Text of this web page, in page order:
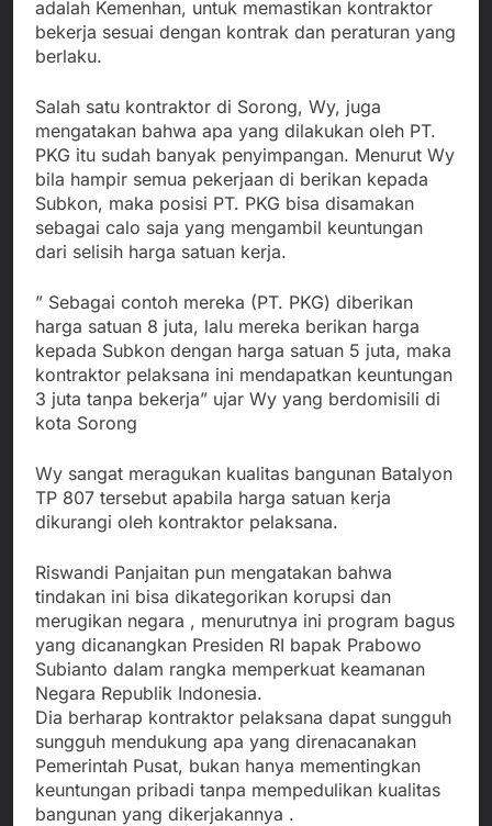
adalah Kemenhan, untuk memastikan kontraktor
bekerja sesuai dengan kontrak dan peraturan yang
berlaku.
Salah satu kontraktor di Sorong, Wy, juga
mengatakan bahwa apa yang dilakukan oleh PT.
PKG itu sudah banyak penyimpangan. Menurut Wy
bila hampir semua pekerjaan di berikan kepada
Subkon, maka posisi PT. PKG bisa disamakan
sebagai calo saja yang mengambil keuntungan
dari selisih harga satuan kerja.
” Sebagai contoh mereka (PT. PKG) diberikan
harga satuan 8 juta, lalu mereka berikan harga
kepada Subkon dengan harga satuan 5 juta, maka
kontraktor pelaksana ini mendapatkan keuntungan
3 juta tanpa bekerja” ujar Wy yang berdomisili di
kota Sorong
Wy sangat meragukan kualitas bangunan Batalyon
TP 807 tersebut apabila harga satuan kerja
dikurangi oleh kontraktor pelaksana.
Riswandi Panjaitan pun mengatakan bahwa
tindakan ini bisa dikategorikan korupsi dan
merugikan negara , menurutnya ini program bagus
yang dicanangkan Presiden RI bapak Prabowo
Subianto dalam rangka memperkuat keamanan
Negara Republik Indonesia.
Dia berharap kontraktor pelaksana dapat sungguh
sungguh mendukung apa yang direnacanakan
Pemerintah Pusat, bukan hanya mementingkan
keuntungan pribadi tanpa mempedulikan kualitas
bangunan yang dikerjakannya .